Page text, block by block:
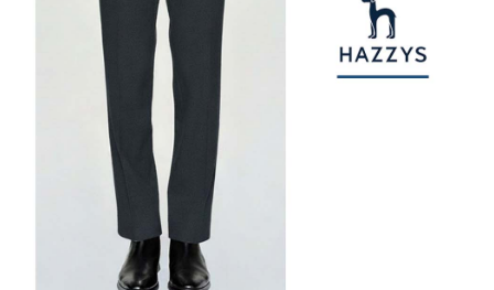
後、契約に基づいて当社の請求書で帳款を支払うことになります。
2. 「OP Pay Later」を利用する契約関係の目的から、店舗はあなたの個人
情報（名前、電話または住所を含む）を台湾大哥大に提供し、収集、処理
および利用するために、当社があなた本人と分割請求書に必要な情報の確
認、照合および修正を行います。
3. 完全なユーザーサービス規約については、以下のリンクを参照してくだ
https://oppay.tw/userRule
二、支払い限度額
1.初回 AFTEEを ご利用の際に、認証結果及び当社の審査の結果に基づ
き、限度額が設定されます。
2.決済金額は最低NT$20です。
3.現在、台湾の会員のみご利用いただけます。
三、利用規約「AFTEE代金後払い」（以下当サービスという）はネットプ
ロテクションズ（以下 AFTEE という）が提供し、AFTEEが代金を徴収し
ます。当サービスご利用の際に提供しなければならない個人情報（注文者
の氏名、電話番号、受取人の氏名、電話番号、受取人住所を含むがこれに
限らない）は、AFTEEに渡され当サービスで必要な範囲内で利用されま
す。AFTEEの個人情報の収集、処理、利用について、詳細はAFTEE公式ホ
ームページの『個人情報の収集、処理及び利用に関する声明』をご参照く
https://aftee.tw/privacypolicy/
付款後7-11取貨